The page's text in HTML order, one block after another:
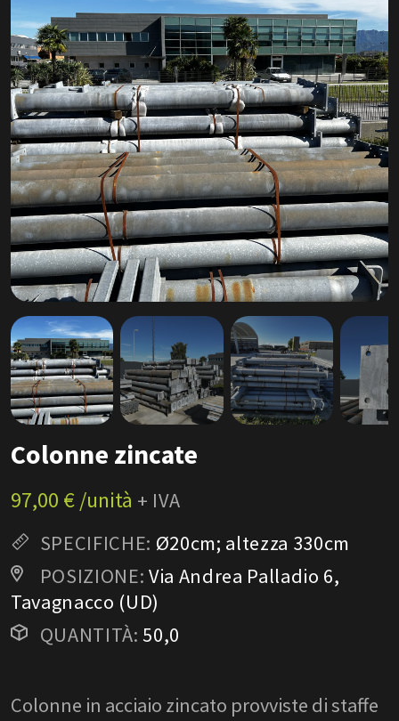
Colonne zincate
97,00 € /unità + IVA
SPECIFICHE: Ø20cm; altezza 330cm
POSIZIONE:Via Andrea Palladio 6,
Tavagnacco (UD)
QUANTITÀ: 50,0
Colonne in acciaio zincato provviste di staffe